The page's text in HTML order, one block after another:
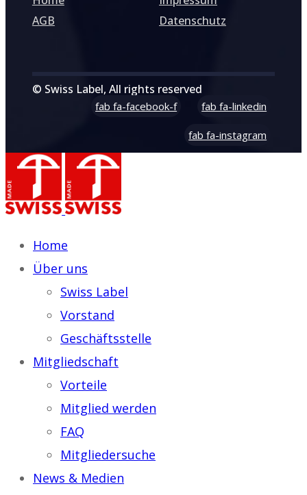
AGB
Datenschutz
© Swiss Label, All rights reserved
fab fa-facebook-f fab fa-linkedin
fab fa-instagram
Home
Über uns
Swiss Label
Vorstand
Geschäftsstelle
Mitgliedschaft
Vorteile
Mitglied werden
FAQ
Mitgliedersuche
News & Medien